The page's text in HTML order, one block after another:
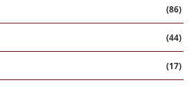
(86)
(44)
(17)